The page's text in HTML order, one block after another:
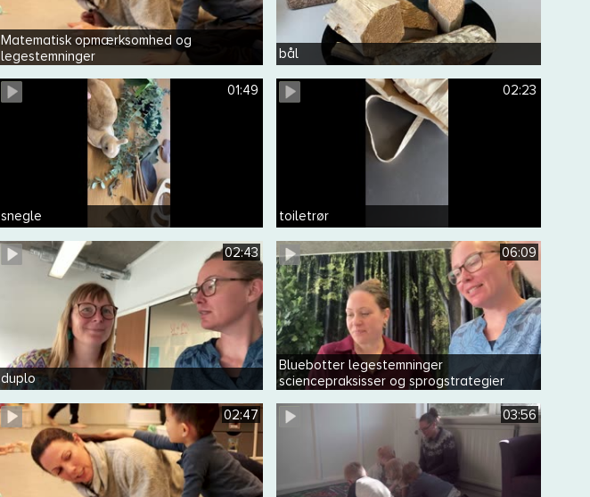
Matematisk opmærksomhed og
legestemninger
bål
01:49
snegle
02:23
toiletrør
02:43
duplo
06:09
Bluebotter legestemninger
sciencepraksisser og sprogstrategier
02:47 03:56